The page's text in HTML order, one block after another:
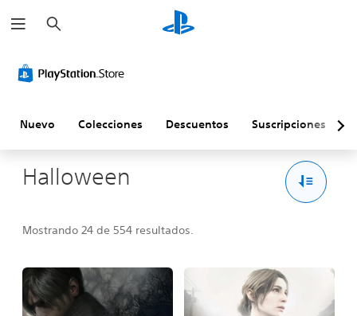
u
s
r
Nuevo Colecciones Descuentos Suscripciones
Halloween
Mostrando 24 de 554 resultados.